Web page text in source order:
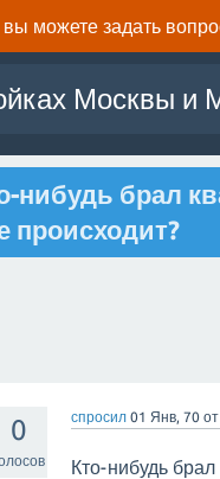
можете задать
Москвы и
нибудь брал
происходит?
0 спросил 01 Янв, 70 от
Кто-нибудь брал